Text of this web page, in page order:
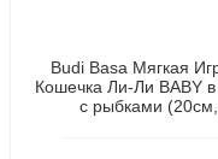
Budi Basa Мягкая
Кошечка Ли-Ли BABY в
с рыбками